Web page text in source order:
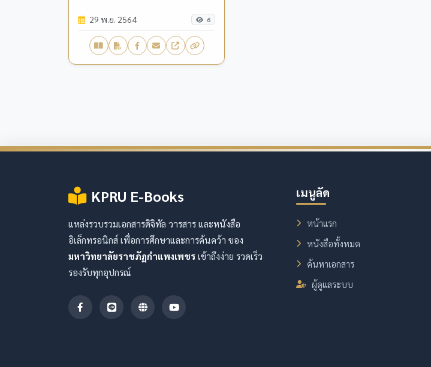
29 พ.ย. 2564 6
KPRU E-Books
แหล่งรวบรวมเอกสารดิจิทัล วารสาร และหนังสือ
อิเล็กทรอนิกส์ เพื่อการศึกษาและการค้นคว้า ของ
มหาวิทยาลัยราชภัฏกำแพงเพชร เข้าถึงง่าย รวดเร็ว
รองรับทุกอุปกรณ์
เมนูลัด
หน้าแรก
หนังสือทั้งหมด
ค้นหาเอกสาร
ผู้ดูแลระบบ